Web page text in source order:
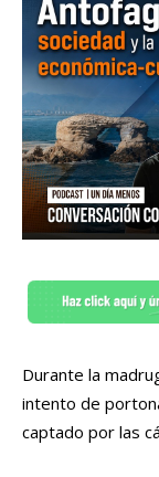
Durante la
intento de
captado por las